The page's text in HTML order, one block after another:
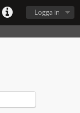
Logga in